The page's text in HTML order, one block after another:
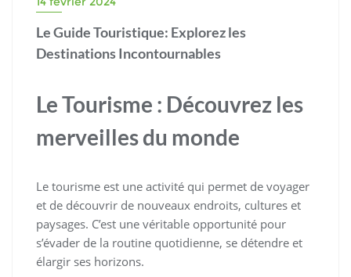
Le Guide Touristique: Explorez les
Destinations Incontournables
Le Tourisme : Découvrez les
merveilles du monde
Le tourisme est une activité qui permet de voyager
et de découvrir de nouveaux endroits, cultures et
paysages. C’est une véritable opportunité pour
s’évader de la routine quotidienne, se détendre et
élargir ses horizons.